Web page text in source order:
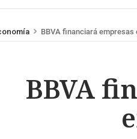
BBVA financiará empresas
BBVA